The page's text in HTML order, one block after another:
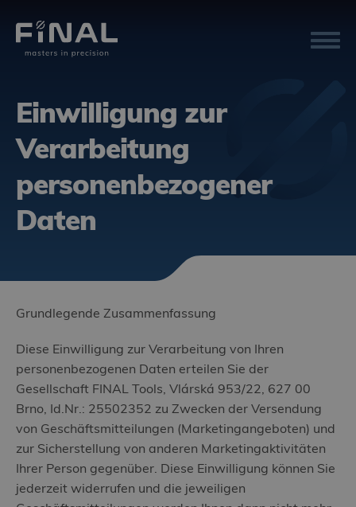
Einwilligung zur
Verarbeitung
personenbezogener
Daten
Grundlegende Zusammenfassung
Diese Einwilligung zur Verarbeitung von Ihren
personenbezogenen Daten erteilen Sie der
Gesellschaft FINAL Tools, Vlárská 953/22, 627 00
Brno, Id.Nr.: 25502352 zu Zwecken der Versendung
von Geschäftsmitteilungen (Marketingangeboten) und
zur Sicherstellung von anderen Marketingaktivitäten
Ihrer Person gegenüber. Diese Einwilligung können Sie
jederzeit widerrufen und die jeweiligen